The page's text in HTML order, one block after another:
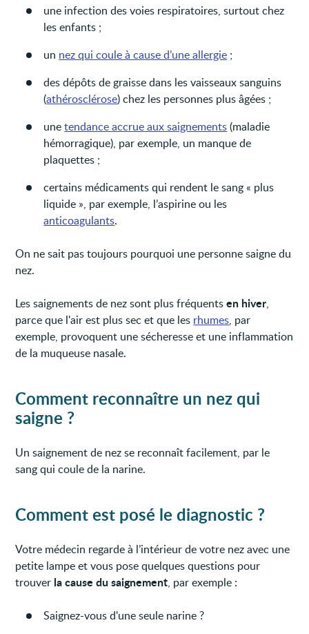
une infection des voies respiratoires, surtout chez
les enfants ;
un nez qui coule à cause d’une allergie ;
des dépôts de graisse dans les vaisseaux sanguins
(athérosclérose) chez les personnes plus âgées ;
unetendance accrue aux saignements(maladie
hémorragique), par exemple, un manque de
plaquettes ;
certains médicaments qui rendent le sang « plus
liquide », par exemple, l’aspirine ou les
anticoagulants.
On ne sait pas toujours pourquoi une personne saigne du
nez.
Les saignements de nez sont plus fréquentsen hiver,
parce que l'air est plus sec et que les rhumes, par
exemple, provoquent une sécheresse et une inflammation
de la muqueuse nasale.
Comment reconnaître un nez qui
saigne ?
Un saignement de nez se reconnaît facilement, par le
sang qui coule de la narine.
Comment est posé le diagnostic ?
Votre médecin regarde à l’intérieur de votre nez avec une
petite lampe et vous pose quelques questions pour
trouver la cause du saignement, par exemple :
Saignez-vous d'une seule narine ?